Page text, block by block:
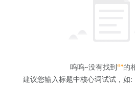
呜呜~没有找到 “”的
建议您输入标题中核心词试试，如